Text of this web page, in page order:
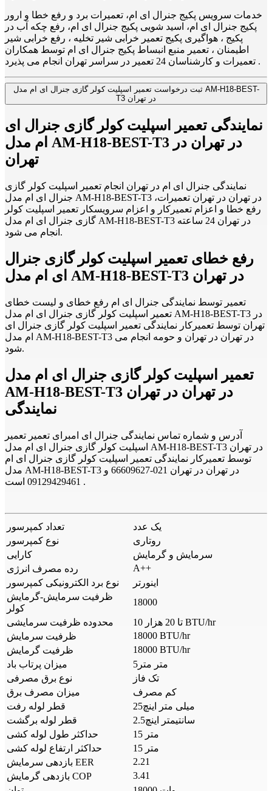
خدمات سرویس پکیج جنرال ای ام، تعمیرات برد و رفع خطا و ارور
پکیج جنرال ای ام، اسید شویی پکیج جنرال ای ام، رفع چکه آب در
پکیج ، هواگیری پکیج تعمیر خرابی شیر تخلیه ، رفع خرابی شیر
اطیمنان ، تعمیر منبع انبساط پکیج جنرال ای ام توسط همکاران
تعمیرات و کارشناسان 24 تعمیر در سراسر تهران انجام می پذیرد .
ثبت درخواست تعمیر اسپلیت کولر گازی جنرال ای ام مدل AM-H18-BEST-
T3 در تهران
نمایندگی تعمیر اسپلیت کولر گازی جنرال ای
ام مدل AM-H18-BEST-T3 در تهران در
تهران
نمایندگی جنرال ای ام در تهران انجام تعمیر اسپلیت کولر گازی
جنرال ای ام مدل AM-H18-BEST-T3 در تهران در تهران تعمیرات،
رفع خطا و اعزام تعمیرکار و اعزام سرویسکار تعمیر اسپلیت کولر
گازی جنرال ای ام مدل AM-H18-BEST-T3 در تهران 24 ساعته
انجام می شود.
رفع خطای تعمیر اسپلیت کولر گازی جنرال
ای ام مدل AM-H18-BEST-T3 در تهران
تعمیر توسط نمایندگی جنرال ای ام رفع خطای و لیست خطای
تعمیر اسپلیت کولر گازی جنرال ای ام مدل AM-H18-BEST-T3 در
تهران توسط تعمیرکار نمایندگی تعمیر اسپلیت کولر گازی جنرال ای
ام مدل AM-H18-BEST-T3 در تهران در تهران و حومه انجام می
شود.
تعمیر اسپلیت کولر گازی جنرال ای ام مدل
AM-H18-BEST-T3 در تهران در تهران
نمایندگی
آدرس و شماره تماس نمایندگی جنرال ای امبرای تعمیر تعمیر
اسپلیت کولر گازی جنرال ای ام مدل AM-H18-BEST-T3 در تهران
توسط تعمیرکار نمایندگی تعمیر اسپلیت کولر گازی جنرال ای ام
مدل AM-H18-BEST-T3 در تهران در تهران 021-66609627 و
09129429461 است .
تعداد کمپرسور
یک عدد
نوع کمپرسور
روتاری
کارایی
سرمایش و گرمایش
رده مصرف انرژی
A++
نوع برد الکترونیکی کمپرسور
اینورتر
ظرفیت سرمایش-گرمایش
کولر
18000
محدوده ظرفیت سرمایشی
10 تا 20 هزار BTU/hr
ظرفیت سرمایش
18000 BTU/hr
ظرفیت گرمایش
18000 BTU/hr
میزان پرتاب باد
5متر متر
نوع برق مصرفی
تک فاز
میزان مصرف برق
کم مصرف
قطر لوله رفت
25میلی متر اینچ
قطر لوله برگشت
2.5سانتیمتر اینچ
حداکثر طول لوله کشی
15 متر
حداکثر ارتفاع لوله کشی
15 متر
بازدهی سرمایش EER
2.21
بازدهی گرمایش COP
3.41